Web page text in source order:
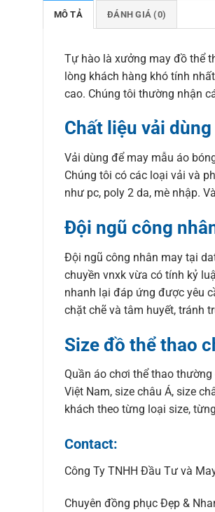
MÔ TẢ ĐÁNH GIÁ (0)
Tự hào là xưởng may đồ thể
lòng khách hàng khó tính
cao. Chúng tôi thường nhận
Chất liệu vải
Vải dùng để may mẫu áo
Chúng tôi có các loại vải và
như pc, poly 2 da, mè nhập.
Đội ngũ công
Đội ngũ công nhân may tại
chuyền vnxk vừa có tính kỷ
nhanh lại đáp ứng được yêu
chặt chẽ và tâm huyết, tránh
Size đồ thể thao
Quần áo chơi thể thao
Việt Nam, size châu Á, size
khách theo từng loại size,
Contact:
Công Ty TNHH Đầu Tư và
Chuyên đồng phục Đẹp &